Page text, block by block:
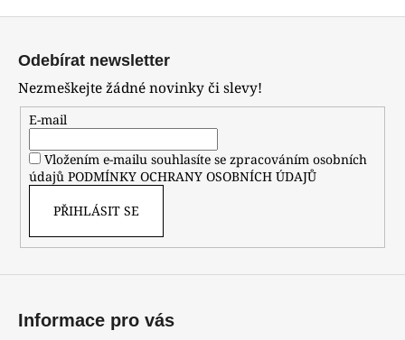
Odebírat newsletter
Nezmeškejte žádné novinky či slevy!
E-mail
Vložením e-mailu souhlasíte se zpracováním osobních
údajů PODMÍNKY OCHRANY OSOBNÍCH ÚDAJŮ
PŘIHLÁSIT SE
Informace pro vás